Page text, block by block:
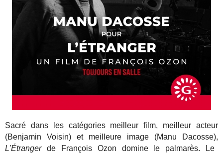
Sacré dans les catégories meilleur film, meilleur acteur
(Benjamin Voisin) et meilleure image (Manu Dacosse),
L’Étrangerde François Ozon domine le palmarès. Le